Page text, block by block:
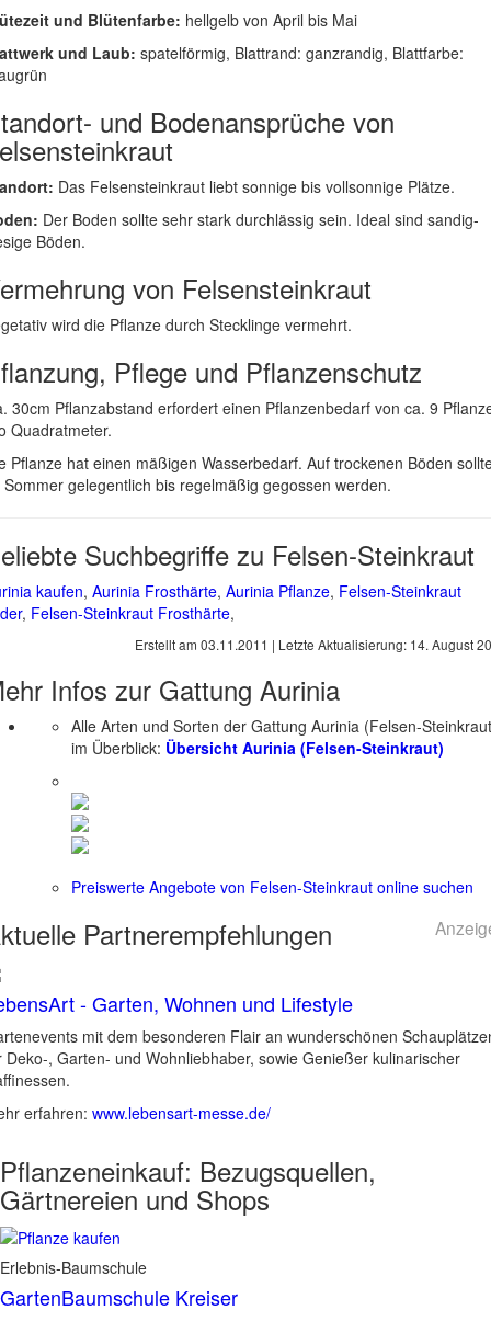
und Blütenfarbe: hellgelb von April bis Mai
und Laub: spatelförmig, Blattrand: ganzrandig, Blattfarbe:
und Bodenansprüche von
Das Felsensteinkraut liebt sonnige bis vollsonnige Plätze.
Der Boden sollte sehr stark durchlässig sein. Ideal sind sandig-
Böden.
von Felsensteinkraut
wird die Pflanze durch Stecklinge vermehrt.
Pflege und Pflanzenschutz
30cm Pflanzabstand erfordert einen Pflanzenbedarf von ca. 9
Quadratmeter.
Pflanze hat einen mäßigen Wasserbedarf. Auf trockenen Böden
Sommer gelegentlich bis regelmäßig gegossen werden.
Suchbegriffe zu Felsen-Steinkraut
kaufen, Aurinia Frosthärte, Aurinia Pflanze, Felsen-Steinkraut
, Felsen-Steinkraut Frosthärte,
Erstellt am 03.11.2011 | Letzte Aktualisierung: 14. August
Infos zur Gattung Aurinia
Alle Arten und Sorten der Gattung Aurinia (Felsen-
im Überblick: Übersicht Aurinia (Felsen-Steinkraut)
Preiswerte Angebote von Felsen-Steinkraut online suchen
Partnerempfehlungen
- Garten, Wohnen und Lifestyle
mit dem besonderen Flair an wunderschönen
Deko-, Garten- und Wohnliebhaber, sowie Genießer kulinarischer
erfahren: www.lebensart-messe.de/
Pflanzeneinkauf: Bezugsquellen,
Gärtnereien und Shops
Erlebnis-Baumschule
GartenBaumschule Kreiser